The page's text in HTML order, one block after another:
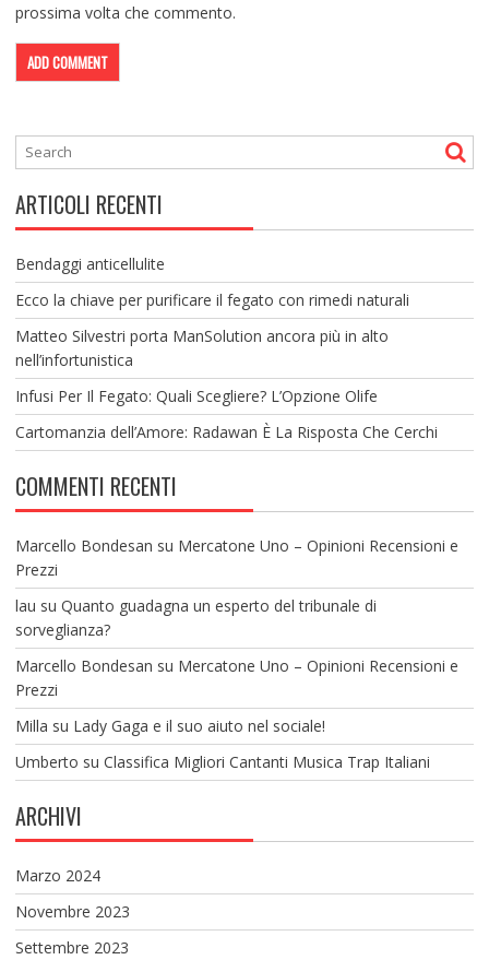
prossima volta che commento.
ARTICOLI RECENTI
Bendaggi anticellulite
Ecco la chiave per purificare il fegato con rimedi naturali
Matteo Silvestri porta ManSolution ancora più in alto
nell’infortunistica
Infusi Per Il Fegato: Quali Scegliere? L’Opzione Olife
Cartomanzia dell’Amore: Radawan È La Risposta Che Cerchi
COMMENTI RECENTI
Marcello Bondesan su Mercatone Uno – Opinioni Recensioni e
Prezzi
lau su Quanto guadagna un esperto del tribunale di
sorveglianza?
Marcello Bondesan su Mercatone Uno – Opinioni Recensioni e
Prezzi
Milla su Lady Gaga e il suo aiuto nel sociale!
Umberto su Classifica Migliori Cantanti Musica Trap Italiani
ARCHIVI
Marzo 2024
Novembre 2023
Settembre 2023